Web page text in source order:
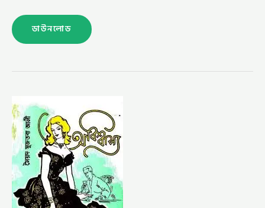
ডাউনলোড
–
সৈয়দ
মুজতবা
আলী
(OBISHASSO
BY
SYED
MUJTABA
ALI)